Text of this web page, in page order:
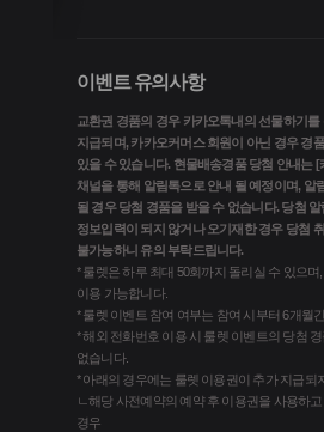
이벤트 유의사항
교환권 경품의 경우 카카오톡내의 선물하기를
지급되며, 카카오커머스 회원이 아닌 경우 경
있을 수 있습니다. 현물배송경품 당첨 안내는
채널을 통해 알림톡으로 안내 될 예정이며, 알
될 경우 당첨 경품을 받을 수 없습니다. 당첨
정보입력이 되지 않거나 오기재한 경우 당첨
불가능하니 유의 부탁드립니다.
* 룰렛은 하루 최대 50회까지 돌리실 수 있으
이용 가능합니다.
* 룰렛 이벤트 참여 여부는 참여 시부터 6개월
* 해외 전화번호 이용 시 룰렛 이벤트의 당첨
없습니다.
* 아래의 경우에는 룰렛 이용권이 추가 지급되
ㄴ해당 사전예약의 예약 후 이용권을 사용하
경우